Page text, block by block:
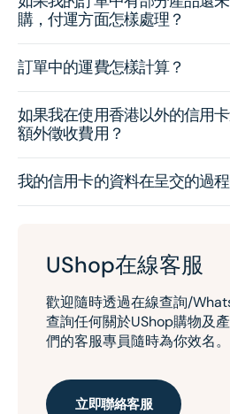
購，付運方面怎樣處理？
訂單中的運費怎樣計算？
如果我在使用香港以外的信用
額外徵收費用？
我的信用卡的資料在呈交的過
UShop在線客服
歡迎隨時透過在線查詢/
查詢任何關於UShop購物及
們的客服專員隨時為你效名。
立即聯絡客服